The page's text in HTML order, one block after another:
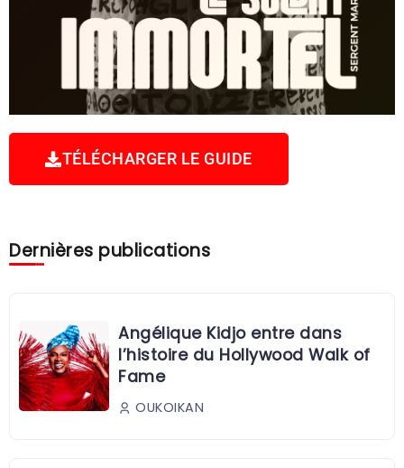
TÉLÉCHARGER LE GUIDE
Dernières publications
Angélique Kidjo entre dans
l’histoire du Hollywood Walk of
Fame
OUKOIKAN